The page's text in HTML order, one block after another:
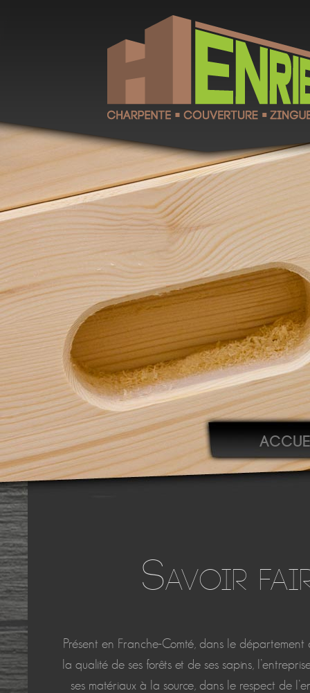
SAVOIR
Présent en Franche-Comté, dans le département
la qualité de ses forêts et de ses sapins,
ses matériaux à la source, dans le respect de